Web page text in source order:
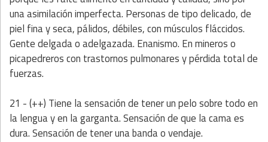
una asimilación imperfecta. Personas de tipo delicado, de
piel fina y seca, pálidos, débiles, con músculos fláccidos.
Gente delgada o adelgazada. Enanismo. En mineros o
picapedreros con trastornos pulmonares y pérdida total de
fuerzas.
21 - (++) Tiene la sensación de tener un pelo sobre todo en
la lengua y en la garganta. Sensación de que la cama es
dura. Sensación de tener una banda o vendaje.